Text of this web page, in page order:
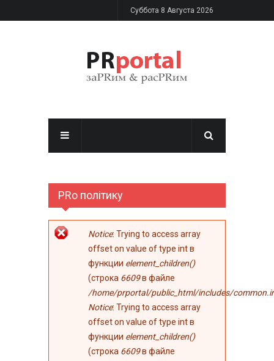
Перейти к основному содержаниюСуббота 8 Августа 2026
PRo політику
Сообщение об
ошибке
Notice: Trying to access array
offset on value of type int в
функции element_children()
(строка 6609в файле
/home/prportal/public_html/includes/
Notice: Trying to access array
offset on value of type int в
функции element_children()
(строка 6609в файле